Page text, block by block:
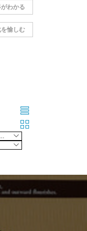
わかる
愉しむ